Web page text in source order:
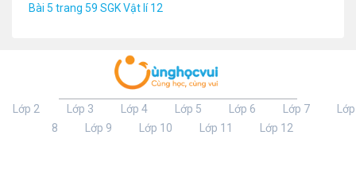
Bài 5 trang 59 SGK Vật lí 12
Lớp 2 Lớp 3 Lớp 4 Lớp 5 Lớp 6 Lớp 7
Lớp
8
Lớp 9 Lớp 10 Lớp 11 Lớp 12